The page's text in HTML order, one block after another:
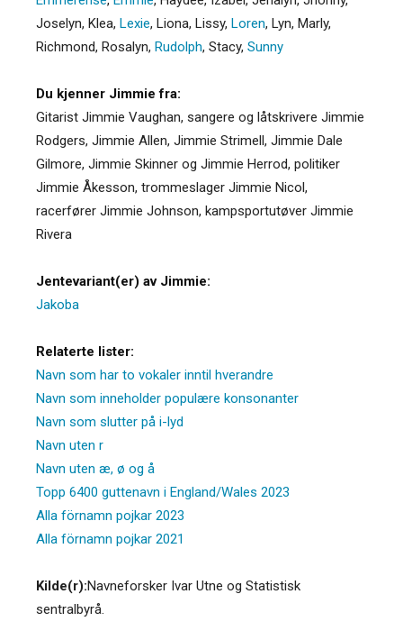
Joselyn, Klea, Lexie, Liona, Lissy, Loren, Lyn, Marly,
Richmond, Rosalyn, Rudolph, Stacy, Sunny
Du kjenner Jimmie fra:
Gitarist Jimmie Vaughan, sangere og låtskrivere Jimmie
Rodgers, Jimmie Allen, Jimmie Strimell, Jimmie Dale
Gilmore, Jimmie Skinner og Jimmie Herrod, politiker
Jimmie Åkesson, trommeslager Jimmie Nicol,
racerfører Jimmie Johnson, kampsportutøver Jimmie
Rivera
Jentevariant(er) av Jimmie:
Jakoba
Relaterte lister:
Navn som har to vokaler inntil hverandre
Navn som inneholder populære konsonanter
Navn som slutter på i-lyd
Navn uten r
Navn uten æ, ø og å
Topp 6400 guttenavn i England/Wales 2023
Alla förnamn pojkar 2023
Alla förnamn pojkar 2021
Kilde(r):Navneforsker Ivar Utne og Statistisk
sentralbyrå.